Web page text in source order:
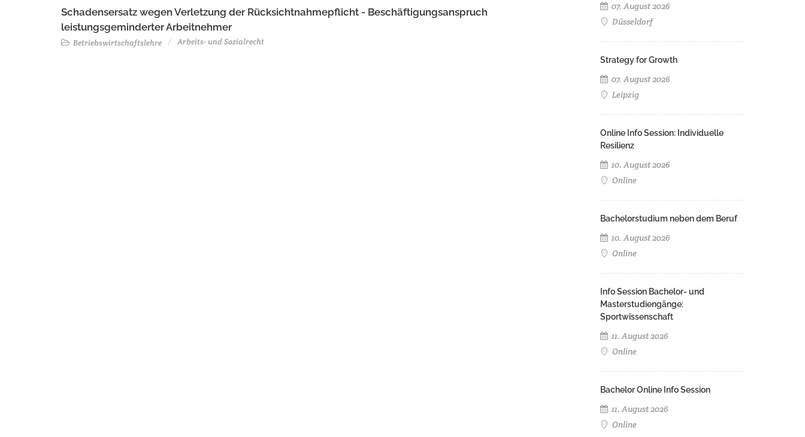
Schadensersatz wegen Verletzung der Rücksichtnahmepflicht - Beschäftigungsanspruch
leistungsgeminderter Arbeitnehmer
Betriebswirtschaftslehre Arbeits- und Sozialrecht
07. August 2026
Düsseldorf
Strategy for Growth
07. August 2026
Leipzig
Online Info Session: Individuelle
Resilienz
10. August 2026
Online
Bachelorstudium neben dem Beruf
10. August 2026
Online
Info Session Bachelor- und
Masterstudiengänge:
Sportwissenschaft
11. August 2026
Online
Bachelor Online Info Session
11. August 2026
Online